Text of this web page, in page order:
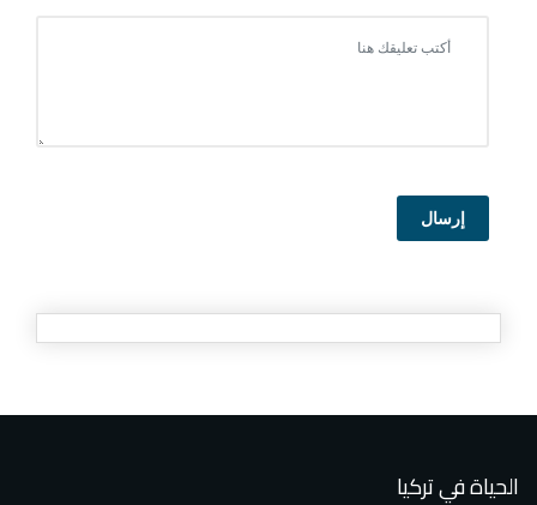
إرسال
الحياة في تركيا